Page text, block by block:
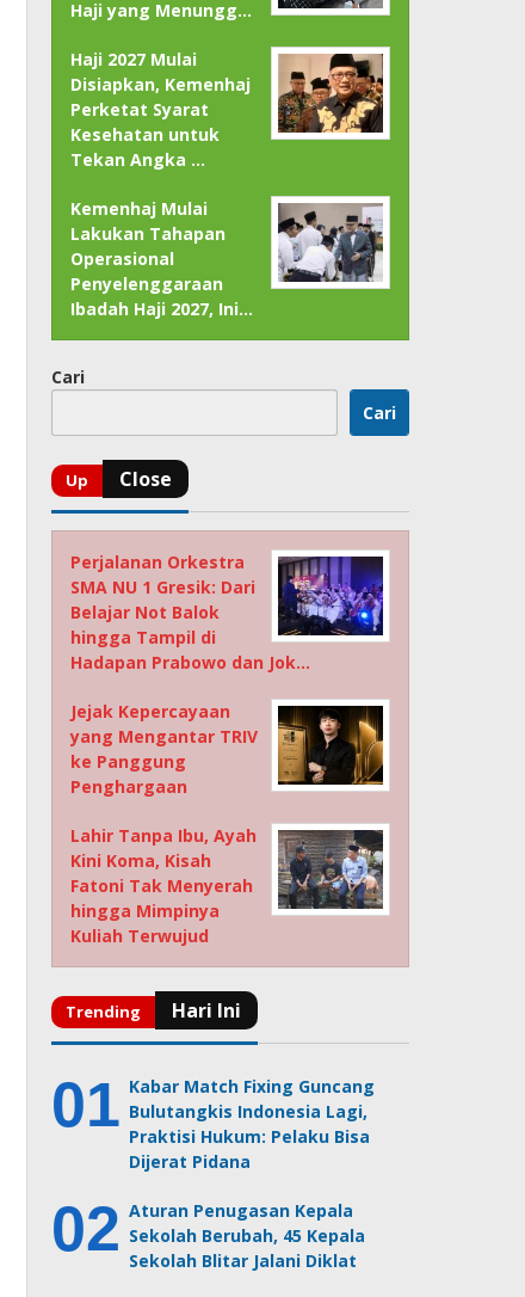
Haji yang Menungg…
Haji 2027 Mulai
Disiapkan, Kemenhaj
Perketat Syarat
Kesehatan untuk
Tekan Angka …
Kemenhaj Mulai
Lakukan Tahapan
Operasional
Penyelenggaraan
Ibadah Haji 2027, Ini…
Cari
Cari
Perjalanan Orkestra
SMA NU 1 Gresik: Dari
Belajar Not Balok
hingga Tampil di
Hadapan Prabowo dan Jok…
Jejak Kepercayaan
yang Mengantar TRIV
ke Panggung
Penghargaan
Lahir Tanpa Ibu, Ayah
Kini Koma, Kisah
Fatoni Tak Menyerah
hingga Mimpinya
Kuliah Terwujud
Kabar Match Fixing Guncang
Bulutangkis Indonesia Lagi,
Praktisi Hukum: Pelaku Bisa
Dijerat Pidana
Aturan Penugasan Kepala
Sekolah Berubah, 45 Kepala
Sekolah Blitar Jalani Diklat